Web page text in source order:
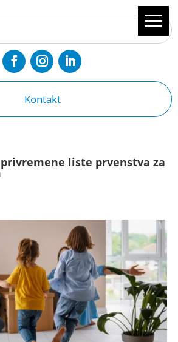
Kontakt
liste prvenstva za